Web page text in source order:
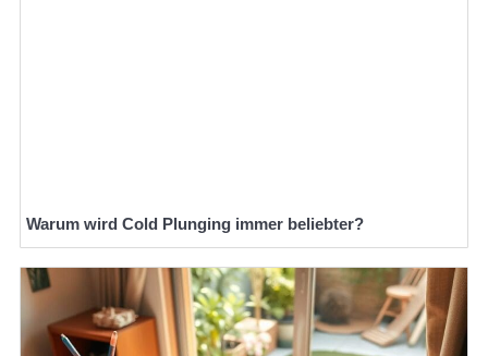
Warum wird Cold Plunging immer beliebter?